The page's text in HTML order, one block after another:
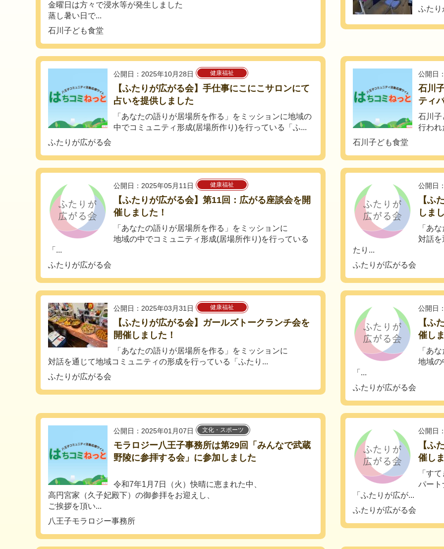
金曜日は方々で浸水等が発生しました
蒸し暑い日で...
石川子ども食堂
ふたり
公開日：2025年10月28日 健康福祉
【ふたりが広がる会】手仕事にこにこサロンにて
占いを提供しました
「あなたの語りが居場所を作る」をミッションに地域の
中でコミュニティ形成(居場所作り)を行っている「ふ...
ふたりが広がる会
公開日
石川
ティ
石川子
行われ
石川子ども食堂
公開日：2025年05月11日 健康福祉
【ふたりが広がる会】第11回：広がる座談会を開
催しました！
「あなたの語りが居場所を作る」をミッションに
地域の中でコミュニティ形成(居場所作り)を行っている
「...
ふたりが広がる会
公開日
【ふ
しま
「あ
対話
たり...
ふたりが広がる会
公開日：2025年03月31日 健康福祉
【ふたりが広がる会】ガールズトークランチ会を
開催しました！
「あなたの語りが居場所を作る」をミッションに
対話を通じて地域コミュニティの形成を行っている「ふたり...
ふたりが広がる会
公開日
【ふ
催し
「あ
地域の
「...
ふたりが広がる会
公開日：2025年01月07日 文化・スポーツ
モラロジー八王子事務所は第29回「みんなで武蔵
野陵に参拝する会」に参加しました
令和7年1月7日（火）快晴に恵まれた中、
高円宮家（久子妃殿下）の御参拝をお迎えし、
ご挨拶を頂い...
八王子モラロジー事務所
公開日
【ふ
催し
「す
パート
「ふたりが広が...
ふたりが広がる会